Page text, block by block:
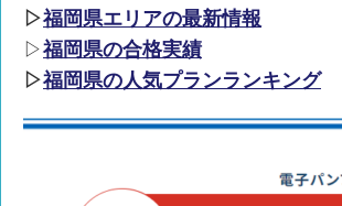
▷福岡県エリアの最新情報
▷福岡県の合格実績
▷福岡県の人気プランランキング